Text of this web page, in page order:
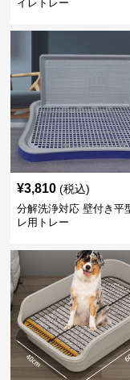
イレトレー
¥3,810 (税込)
分解洗浄対応 壁付き平
レ用トレー